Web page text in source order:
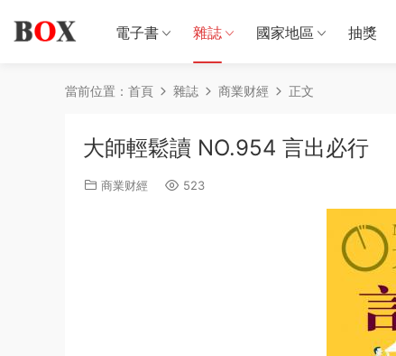
電子書 雜誌 國家地區 抽獎
當前位置： 首頁 雜誌 商業财經 正文
大師輕鬆讀 NO.954 言出必行
商業财經 523